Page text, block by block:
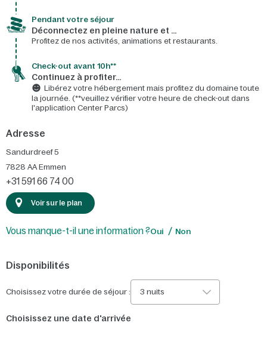
Pendant votre séjour
Déconnectez en pleine nature et …
Profitez de nos activités, animations et restaurants.
Check-out avant 10h**
Continuez à profiter…
Libérez votre hébergement mais profitez du domaine toute
la journée. (**veuillez vérifier votre heure de check-out dans
l'application Center Parcs)
Adresse
Sandurdreef 5
7828 AA Emmen
+31 591 66 74 00
Voir sur le plan
Vous manque-t-il une information ?Oui Non
Disponibilités
Choisissez votre durée de séjour : 3 nuits
Choisissez une date d'arrivée